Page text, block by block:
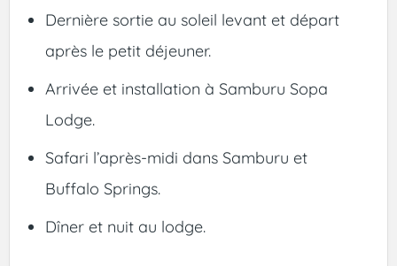
Dernière sortie au soleil levant et départ
après le petit déjeuner.
Arrivée et installation à Samburu Sopa
Lodge.
Safari l’après-midi dans Samburu et
Buffalo Springs.
Dîner et nuit au lodge.